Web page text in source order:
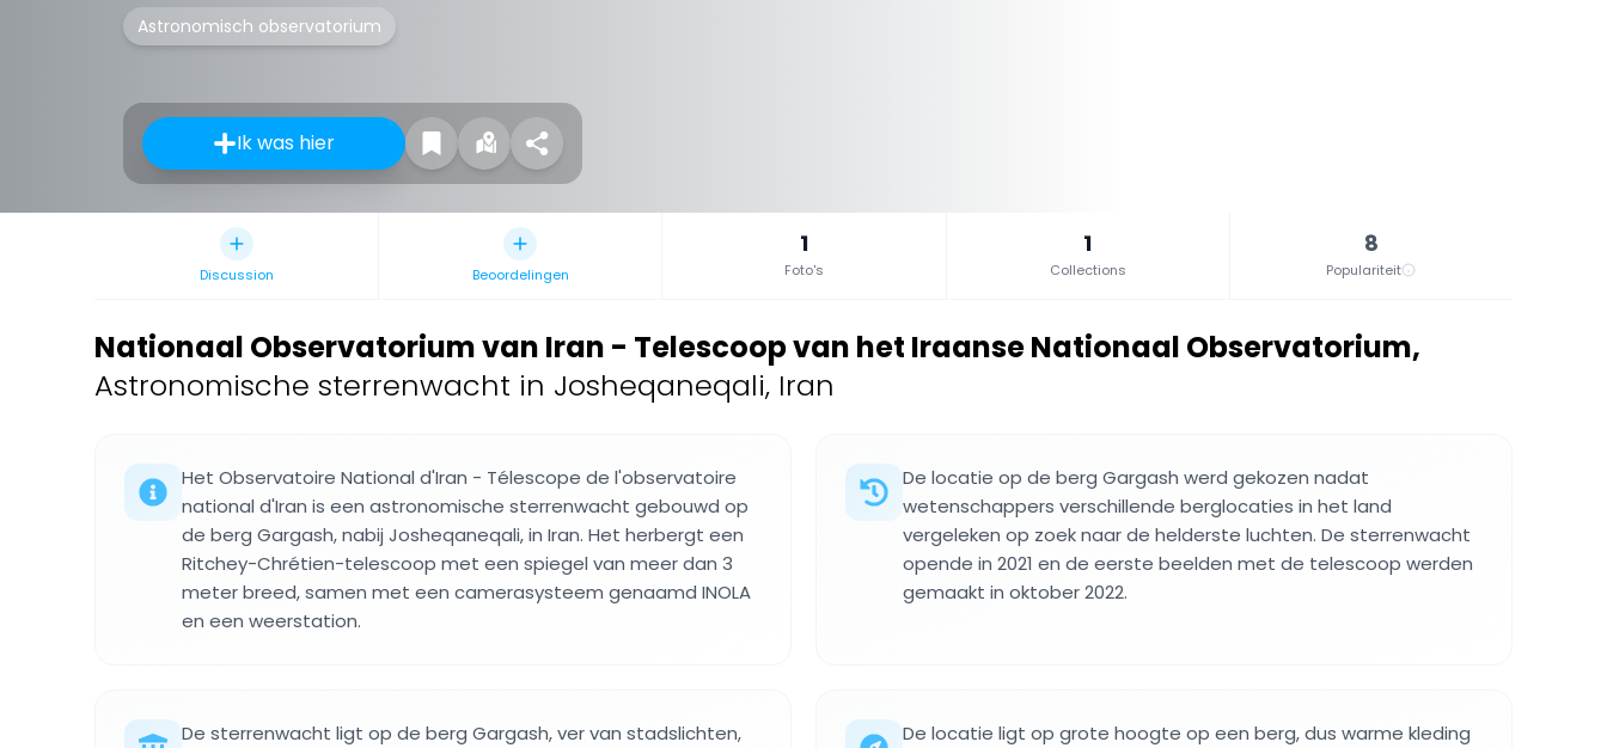
Astronomisch observatorium
Ik was hier
Discussion Beoordelingen
1
Foto's
1
Collections
8
Populariteit
Nationaal Observatorium van Iran - Telescoop van het Iraanse Nationaal Observatorium,
Astronomische sterrenwacht in Josheqaneqali, Iran
Het Observatoire National d'Iran - Télescope de l'observatoire
national d'Iran is een astronomische sterrenwacht gebouwd op
de berg Gargash, nabij Josheqaneqali, in Iran. Het herbergt een
Ritchey-Chrétien-telescoop met een spiegel van meer dan 3
meter breed, samen met een camerasysteem genaamd INOLA
en een weerstation.
De locatie op de berg Gargash werd gekozen nadat
wetenschappers verschillende berglocaties in het land
vergeleken op zoek naar de helderste luchten. De sterrenwacht
opende in 2021 en de eerste beelden met de telescoop werden
gemaakt in oktober 2022.
De sterrenwacht ligt op de berg Gargash, ver van stadslichten, De locatie ligt op grote hoogte op een berg, dus warme kleding